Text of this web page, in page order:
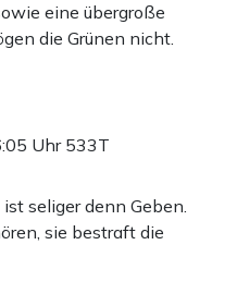
eine übergroße
die Grünen nicht.
Uhr 533T
seliger denn Geben.
sie bestraft die